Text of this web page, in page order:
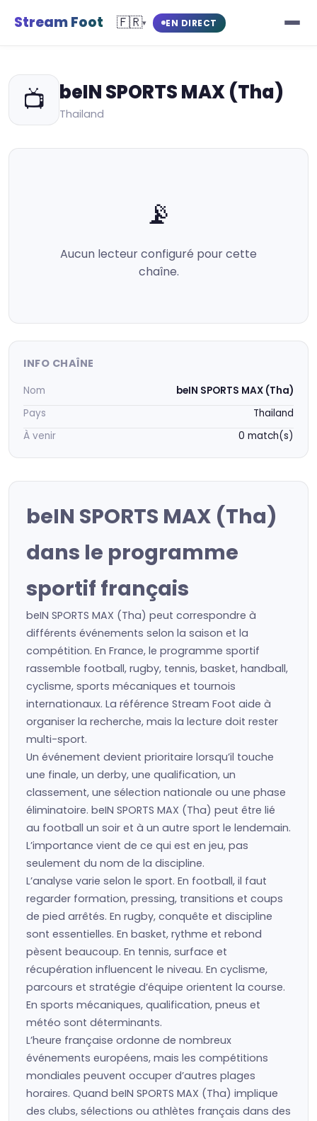
Stream Foot 🇫🇷▾ EN DIRECT
📺 beIN SPORTS MAX (Tha)
Thailand
📡
Aucun lecteur configuré pour cette
chaîne.
INFO CHAÎNE
Nom
beIN SPORTS MAX (Tha)
Pays
Thailand
À venir
0 match(s)
beIN SPORTS MAX (Tha)
dans le programme
sportif français
beIN SPORTS MAX (Tha) peut correspondre à
différents événements selon la saison et la
compétition. En France, le programme sportif
rassemble football, rugby, tennis, basket, handball,
cyclisme, sports mécaniques et tournois
internationaux. La référence Stream Foot aide à
organiser la recherche, mais la lecture doit rester
multi-sport.
Un événement devient prioritaire lorsqu’il touche
une finale, un derby, une qualification, un
classement, une sélection nationale ou une phase
éliminatoire. beIN SPORTS MAX (Tha) peut être lié
au football un soir et à un autre sport le lendemain.
L’importance vient de ce qui est en jeu, pas
seulement du nom de la discipline.
L’analyse varie selon le sport. En football, il faut
regarder formation, pressing, transitions et coups
de pied arrêtés. En rugby, conquête et discipline
sont essentielles. En basket, rythme et rebond
pèsent beaucoup. En tennis, surface et
récupération influencent le niveau. En cyclisme,
parcours et stratégie d’équipe orientent la course.
En sports mécaniques, qualification, pneus et
météo sont déterminants.
L’heure française ordonne de nombreux
événements européens, mais les compétitions
mondiales peuvent occuper d’autres plages
horaires. Quand beIN SPORTS MAX (Tha) implique
des clubs, sélections ou athlètes français dans des